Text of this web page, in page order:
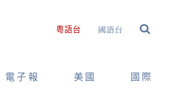
粵語台 國語台
電子報 美國 國際